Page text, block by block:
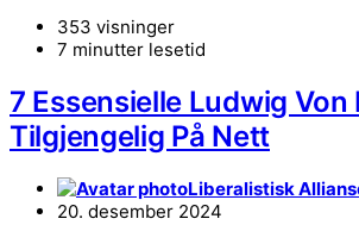
353 visninger
7 minutter lesetid
7 Essensielle Ludwig Von
Tilgjengelig På Nett
Liberalistisk
20. desember 2024